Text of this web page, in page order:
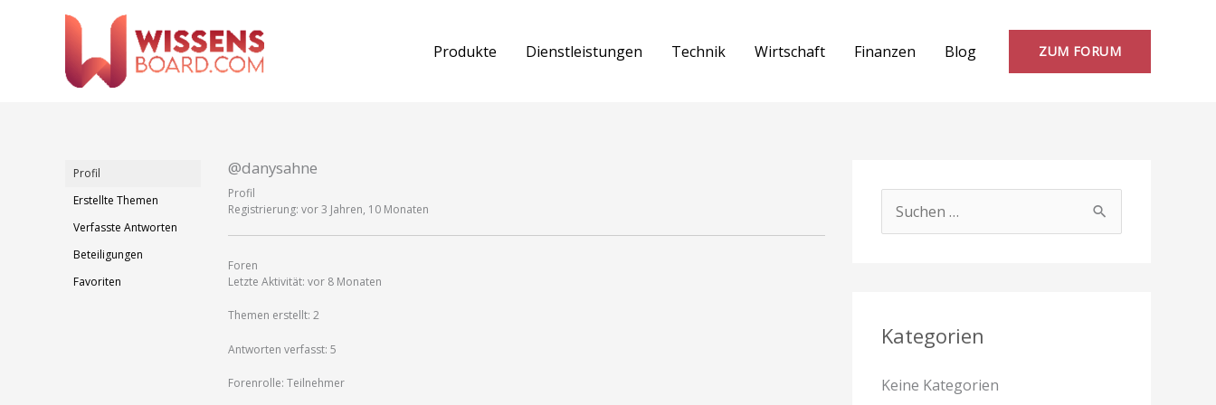
Produkte Dienstleistungen Technik Wirtschaft Finanzen Blog ZUM FORUM
Profil
Erstellte Themen
Verfasste Antworten
Beteiligungen
Favoriten
@danysahne
Profil
Registrierung: vor 3 Jahren, 10 Monaten
Foren
Letzte Aktivität: vor 8 Monaten
Themen erstellt: 2
Antworten verfasst: 5
Forenrolle: Teilnehmer
e
n
Kategorien
Keine Kategorien